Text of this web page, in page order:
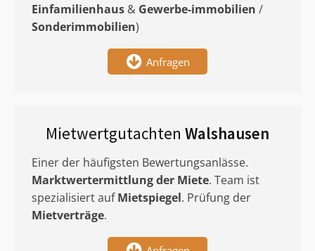
Einfamilienhaus & Gewerbe-immobilien /
Sonderimmobilien)
Anfragen
Mietwertgutachten Walshausen
Einer der häufigsten Bewertungsanlässe.
Marktwertermittlungder Miete. Team ist
spezialisiert aufMietspiegel. Prüfung der
Mietverträge.